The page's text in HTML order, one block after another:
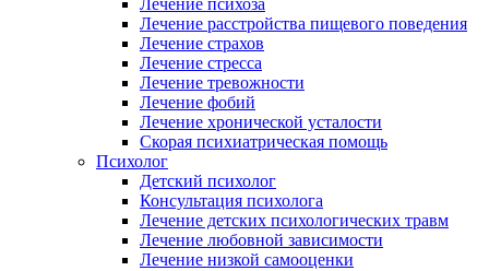
Лечение психоза
Лечение расстройства пищевого поведения
Лечение страхов
Лечение стресса
Лечение тревожности
Лечение фобий
Лечение хронической усталости
Скорая психиатрическая помощь
Психолог
Детский психолог
Консультация психолога
Лечение детских психологических травм
Лечение любовной зависимости
Лечение низкой самооценки